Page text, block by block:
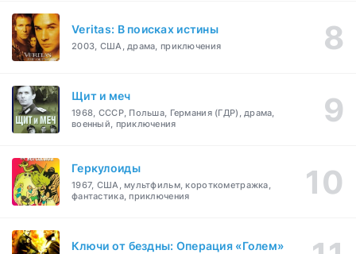
Veritas: В поисках истины
2003, США, драма, приключения
Щит и меч
1968, СССР, Польша, Германия (ГДР), драма,
военный, приключения
Геркулоиды
1967, США, мультфильм, короткометражка,
фантастика, приключения
Ключи от бездны: Операция «Голем»